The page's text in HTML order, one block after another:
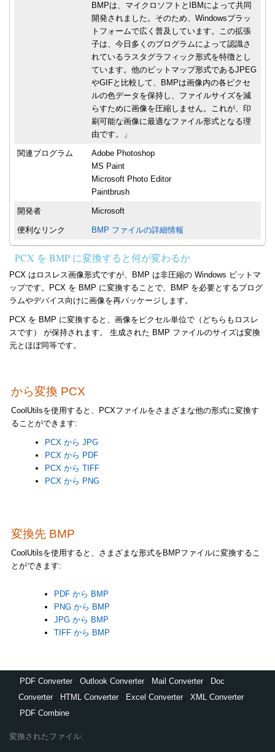
BMPは、マイクロソフトとIBMによって共同
開発されました。そのため、Windowsプラッ
トフォームで広く普及しています。この拡張
子は、今日多くのプログラムによって認識さ
れているラスタグラフィック形式を特徴とし
ています。他のビットマップ形式であるJPEG
やGIFと比較して、BMPは画像内の各ピクセ
ルの色データを保持し、ファイルサイズを減
らすために画像を圧縮しません。これが、印
刷可能な画像に最適なファイル形式となる理
由です。」
関連プログラム
Adobe Photoshop
MS Paint
Microsoft Photo Editor
Paintbrush
開発者 Microsoft
便利なリンク BMP ファイルの詳細情報
PCX を BMP に変換すると何が変わるか
PCX はロスレス画像形式ですが、BMP は非圧縮の Windows ビットマ
ップです。PCX を BMP に変換することで、BMP を必要とするプログ
ラムやデバイス向けに画像を再パッケージします。
PCX を BMP に変換すると、画像をピクセル単位で（どちらもロスレ
スです） が保持されます。 生成された BMP ファイルのサイズは変換
元とほぼ同等です。
から変換 PCX
CoolUtilsを使用すると、PCXファイルをさまざまな他の形式に変換す
ることができます:
PCX から JPG
PCX から PDF
PCX から TIFF
PCX から PNG
変換先 BMP
CoolUtilsを使用すると、さまざまな形式をBMPファイルに変換するこ
とができます:
PDF から BMP
PNG から BMP
JPG から BMP
TIFF から BMP
PDF Converter Outlook Converter Mail Converter
Doc
Converter
HTML Converter Excel Converter XML Converter
PDF Combine
変換されたファイル: